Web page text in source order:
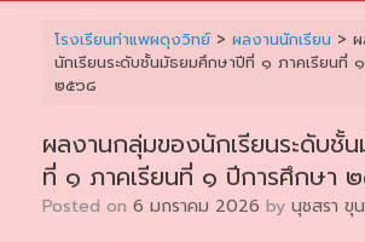
โรงเรียนท่าแพผดุงวิทย์> ผลงานนักเรียน >
นักเรียนระดับชั้นมัธยมศึกษาปีที่ ๑ ภาคเรียนที่
๒๕๖๘
ผลงานกลุ่มของนักเรียนระดับชั้
ที่ ๑ ภาคเรียนที่ ๑ ปีการศึกษา
Posted on 6 มกราคม 2026 by นุชสรา ขุ